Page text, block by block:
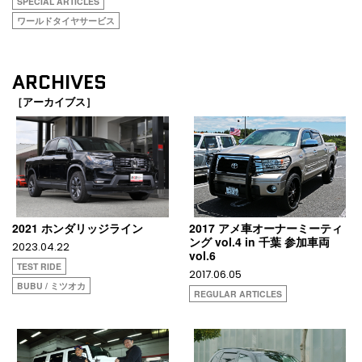
ワールドタイヤサービス
ARCHIVES
［アーカイブス］
2021 ホンダリッジライン
2023.04.22
TEST RIDE
BUBU / ミツオカ
2017 アメ車オーナーミーティ
ング vol.4 in 千葉 参加車両
vol.6
2017.06.05
REGULAR ARTICLES